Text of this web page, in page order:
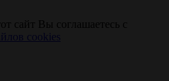
сайт Вы соглашаетесь с
cookies